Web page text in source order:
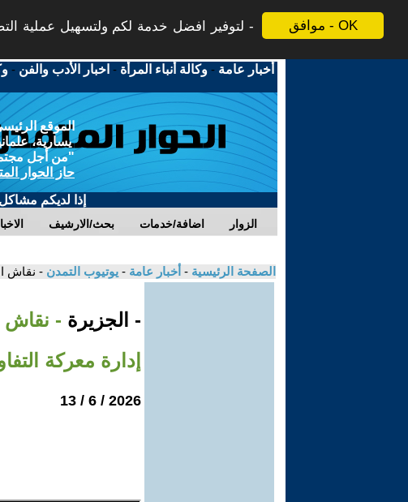
موافق - OK
لتوفير افضل خدمة لكم ولتسهيل عملية
أخبار عامة -وكالة أنباء المرأة - اخبار الأدب والفن -
الموقع
يسارية،
"من أجل
حاز الحوار
إذا لديكم
بحث/الارشيف اضافة/خدمات الزوار
الصفحة الرئيسية - أخبار عامة - يوتيوب التمدن - نقاش
- الجزيرة - نقاش
إدارة معركة
2026 / 6 / 13